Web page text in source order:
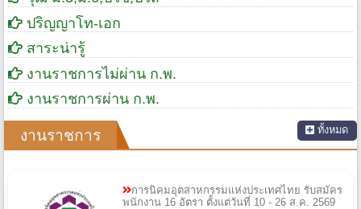
ปริญญาโท-เอก
สาระน่ารู้
งานราชการไม่ผ่าน ก.พ.
งานราชการผ่าน ก.พ.
งานราชการ ทั้งหมด
การนิคมอุตสาหกรรมแห่งประเทศไทย รับสมัคร
พนักงาน 16 อัตรา ตั้งแต่วันที่ 10 - 26 ส.ค. 2569